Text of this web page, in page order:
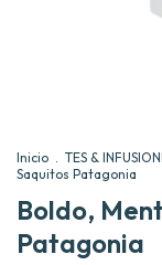
Inicio . TES &
Saquitos Patagonia
Boldo,
Patagonia